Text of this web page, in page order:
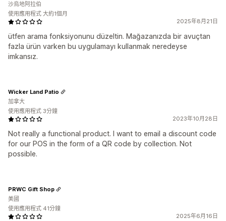
2025年8月21日
ütfen arama fonksiyonunu düzeltin. Mağazanızda bir avuçtan
fazla ürün varken bu uygulamayı kullanmak neredeyse
imkansız.
沙烏地阿拉伯
使用應用程式 大約1個月
2023年10月28日
Not really a functional product. I want to email a discount code
for our POS in the form of a QR code by collection. Not
possible.
Wicker Land Patio
加拿大
使用應用程式 3分鐘
2025年6月16日
PRWC Gift Shop
美國
使用應用程式 41分鐘